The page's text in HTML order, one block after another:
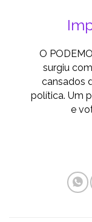
O
surgiu
cansados
política. Um
e